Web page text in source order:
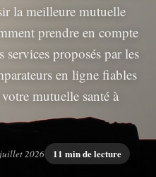
la meilleure mutuelle
prendre en compte
proposés par les
en ligne fiables
mutuelle santé à
2026 11 min de lecture